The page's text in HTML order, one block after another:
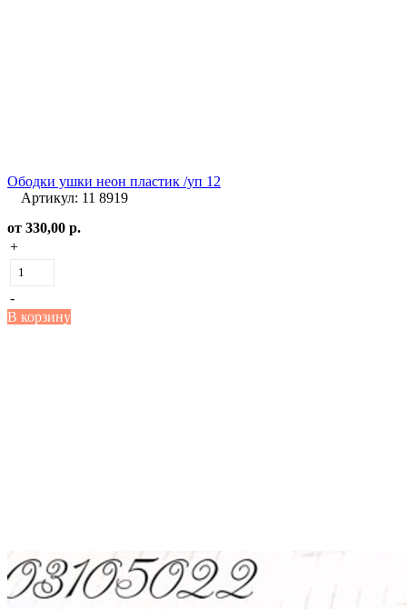
Ободки ушки неон пластик /уп 12
Артикул: 11 8919
от 330,00 р.
+
-
В корзину